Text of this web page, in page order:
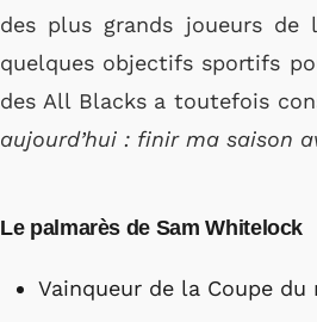
des plus grands joueurs
quelques objectifs sportifs
des All Blacks a toutefois
aujourd’hui : finir ma saison
Le palmarès de Sam Whitelock
Vainqueur de la Coupe du